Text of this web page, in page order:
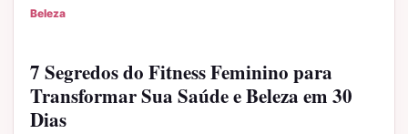
Beleza
7 Segredos do Fitness Feminino para
Transformar Sua Saúde e Beleza em 30
Dias